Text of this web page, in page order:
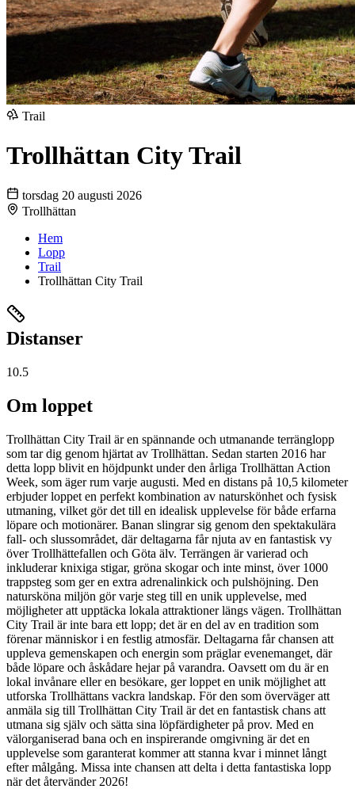
Trail
Trollhättan City Trail
torsdag 20 augusti 2026
Trollhättan
Hem
Lopp
Trail
Trollhättan City Trail
Distanser
10.5
Om loppet
Trollhättan City Trail är en spännande och utmanande terränglopp
som tar dig genom hjärtat av Trollhättan. Sedan starten 2016 har
detta lopp blivit en höjdpunkt under den årliga Trollhättan Action
Week, som äger rum varje augusti. Med en distans på 10,5 kilometer
erbjuder loppet en perfekt kombination av naturskönhet och fysisk
utmaning, vilket gör det till en idealisk upplevelse för både erfarna
löpare och motionärer. Banan slingrar sig genom den spektakulära
fall- och slussområdet, där deltagarna får njuta av en fantastisk vy
över Trollhättefallen och Göta älv. Terrängen är varierad och
inkluderar knixiga stigar, gröna skogar och inte minst, över 1000
trappsteg som ger en extra adrenalinkick och pulshöjning. Den
natursköna miljön gör varje steg till en unik upplevelse, med
möjligheter att upptäcka lokala attraktioner längs vägen. Trollhättan
City Trail är inte bara ett lopp; det är en del av en tradition som
förenar människor i en festlig atmosfär. Deltagarna får chansen att
uppleva gemenskapen och energin som präglar evenemanget, där
både löpare och åskådare hejar på varandra. Oavsett om du är en
lokal invånare eller en besökare, ger loppet en unik möjlighet att
utforska Trollhättans vackra landskap. För den som överväger att
anmäla sig till Trollhättan City Trail är det en fantastisk chans att
utmana sig själv och sätta sina löpfärdigheter på prov. Med en
välorganiserad bana och en inspirerande omgivning är det en
upplevelse som garanterat kommer att stanna kvar i minnet långt
efter målgång. Missa inte chansen att delta i detta fantastiska lopp
när det återvänder 2026!